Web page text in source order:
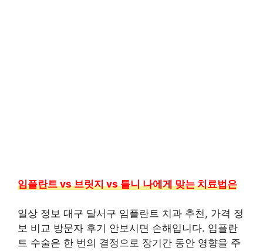
임플란트 vs 브릿지 vs 틀니 나에게 맞는 치료법은
일상 정보 대구 달서구 임플란트 치과 추천, 가격 정
보 비교 방문자 후기 안보시면 손해입니다. 임플란
트 수술은 한 번의 결정으로 장기간 동안 영향을 주